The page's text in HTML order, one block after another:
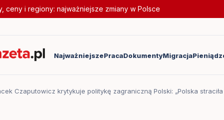
ceny i regiony: najważniejsze zmiany w Polsce
NajważniejszePracaDokumentyMigracja
Czaputowicz krytykuje politykę zagraniczną Polski: „Polska